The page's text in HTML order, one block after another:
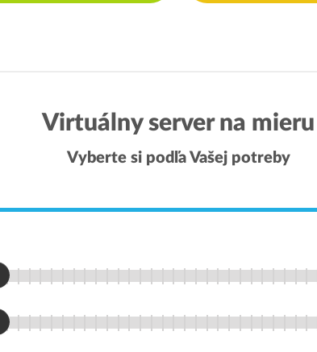
Virtuálny server na mieru
Vyberte si podľa Vašej potreby